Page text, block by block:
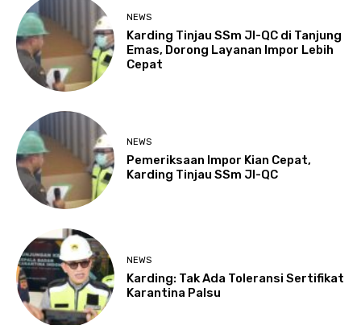
NEWS
Karding Tinjau SSm JI-QC di Tanjung
Emas, Dorong Layanan Impor Lebih
Cepat
NEWS
Pemeriksaan Impor Kian Cepat,
Karding Tinjau SSm JI-QC
NEWS
Karding: Tak Ada Toleransi Sertifikat
Karantina Palsu